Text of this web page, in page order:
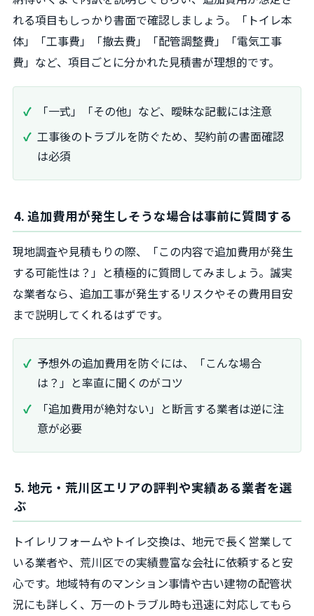
れる項目もしっかり書面で確認しましょう。「トイレ本
体」「工事費」「撤去費」「配管調整費」「電気工事
費」など、項目ごとに分かれた見積書が理想的です。
「一式」「その他」など、曖昧な記載には注意
工事後のトラブルを防ぐため、契約前の書面確認
は必須
4. 追加費用が発生しそうな場合は事前に質問する
現地調査や見積もりの際、「この内容で追加費用が発生
する可能性は？」と積極的に質問してみましょう。誠実
な業者なら、追加工事が発生するリスクやその費用目安
まで説明してくれるはずです。
予想外の追加費用を防ぐには、「こんな場合
は？」と率直に聞くのがコツ
「追加費用が絶対ない」と断言する業者は逆に注
意が必要
5. 地元・荒川区エリアの評判や実績ある業者を選
ぶ
トイレリフォームやトイレ交換は、地元で長く営業して
いる業者や、荒川区での実績豊富な会社に依頼すると安
心です。地域特有のマンション事情や古い建物の配管状
況にも詳しく、万一のトラブル時も迅速に対応してもら